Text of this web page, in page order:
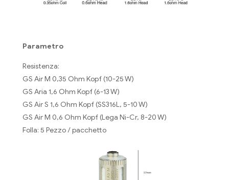
Parametro
Resistenza:
GS Air M 0,35 Ohm Kopf (10-25 W)
GS Aria 1,6 Ohm Kopf (6-13 W)
GS Air S 1,6 Ohm Kopf (SS316L, 5-10 W)
GS Air M 0,6 Ohm Kopf (Lega Ni-Cr, 8-20 W)
Folla: 5 Pezzo / pacchetto